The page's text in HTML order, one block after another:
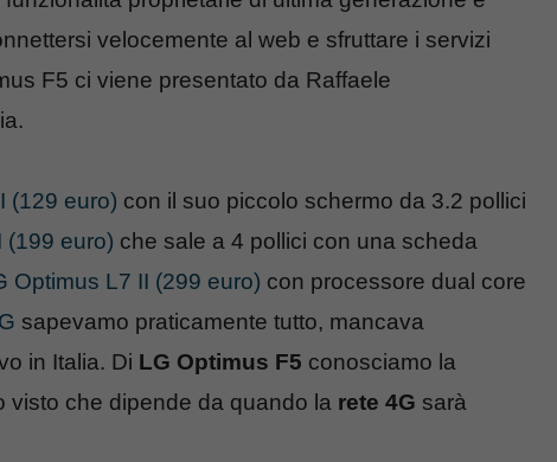
velocemente al web e sfruttare i servizi
F5 ci viene presentato da Raffaele
(129 euro) con il suo piccolo schermo da 3.2 pollici
(199 euro) che sale a 4 pollici con una scheda
Optimus L7 II (299 euro) con processore dual core
sapevamo praticamente tutto, mancava
in Italia. Di LG Optimus F5 conosciamo la
visto che dipende da quando la rete 4G sarà